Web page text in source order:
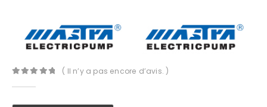
( Il n’y a pas encore d’avis. )